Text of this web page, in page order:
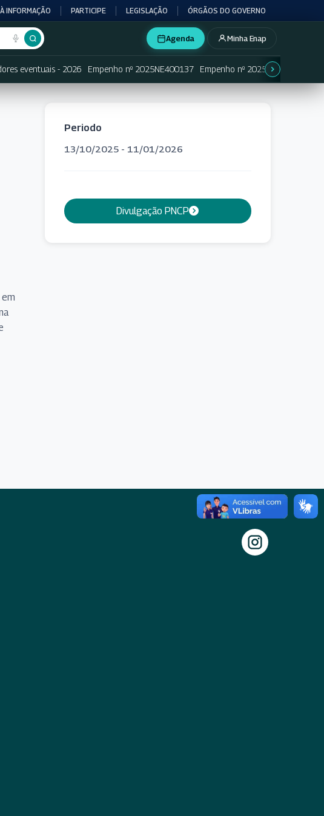
INFORMAÇÃO PARTICIPE LEGISLAÇÃO ÓRGÃOS DO GOVERNO
Agenda Minha Enap
eventuais - 2026 Empenho nº 2025NE400137 Empenho nº 2025NE400138
Periodo
13/10/2025 - 11/01/2026
Divulgação PNCP